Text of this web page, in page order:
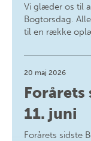
Vi glæder os til
Bogtorsdag.
til en række
20 maj 2026
Forårets
11. juni
Forårets sidste